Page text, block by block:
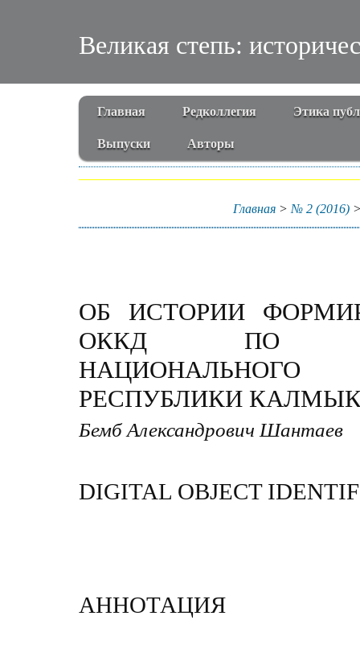
Великая степь:
Главная Редколлегия Этика
Выпуски Авторы
Главная > № 2 (2016)
ОБ ИСТОРИИ
ОККД ПО
РЕСПУБЛИКИ
Бемб Александрович Шантаев
DIGITAL OBJECT
АННОТАЦИЯ